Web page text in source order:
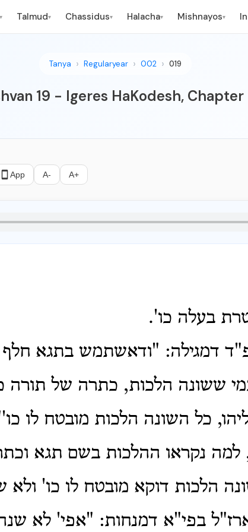
Talmud▾ Chassidus▾ Halacha▾ Mishnayos▾
Tanya Regularyear 002 019
19 - Igeres HaKodesh, Chapter
App A- A+
בעלה כו'.
דמגילה: "ודאשתמש בתגא חלף
ששונה הלכות, כתרה של תורה
כל השונה הלכות מובטח לו
למה נקראו ההלכות בשם תגא
הלכות דוקא מובטח לו כו'
בפי"א דמנחות: "אפי' לא